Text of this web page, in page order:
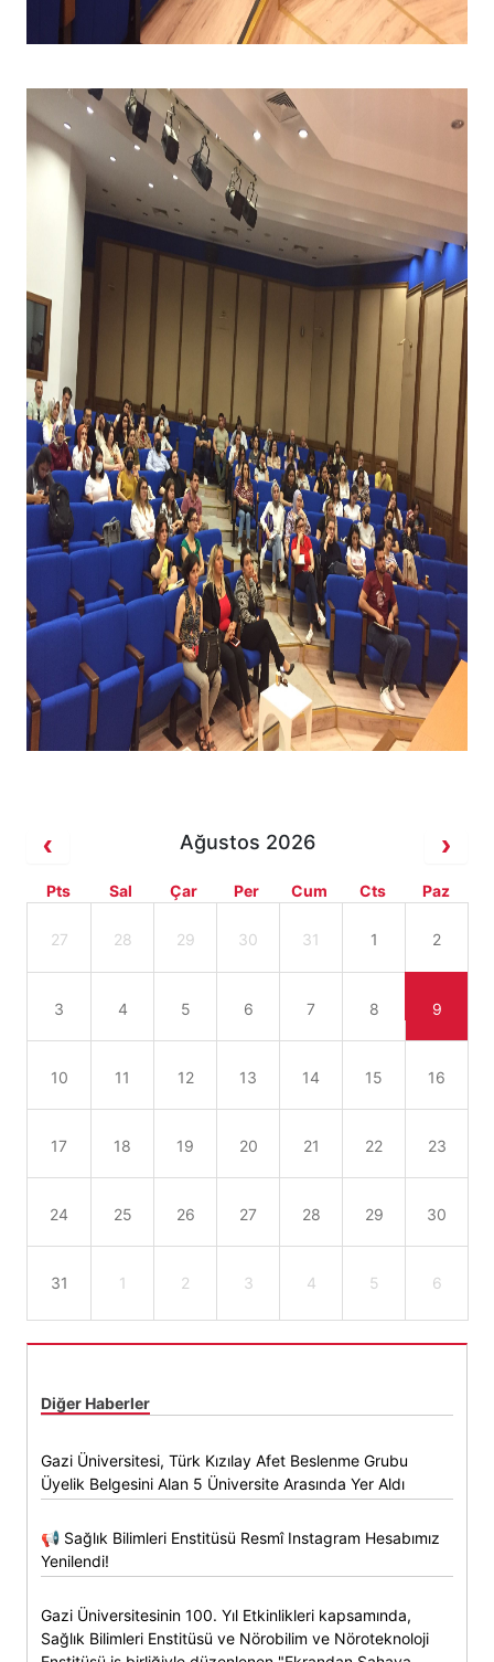
Ağustos 2026
Pts Sal Çar Per Cum Cts Paz
27 28 29 30 31 1 2
3 4 5 6 7 8 9
10 11 12 13 14 15 16
17 18 19 20 21 22 23
24 25 26 27 28 29 30
31 1 2 3 4 5 6
Diğer Haberler
Gazi Üniversitesi, Türk Kızılay Afet Beslenme Grubu
Üyelik Belgesini Alan 5 Üniversite Arasında Yer Aldı
📢 Sağlık Bilimleri Enstitüsü Resmî Instagram Hesabımız
Yenilendi!
Gazi Üniversitesinin 100. Yıl Etkinlikleri kapsamında,
Sağlık Bilimleri Enstitüsü ve Nörobilim ve Nöroteknoloji